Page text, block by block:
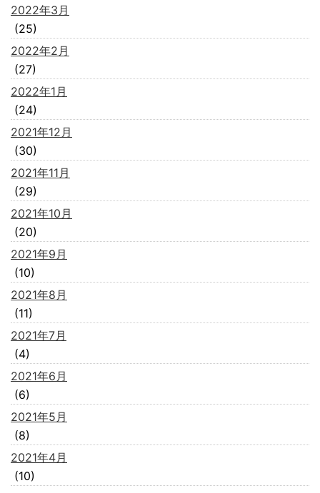
2022年3月
(25)
2022年2月
(27)
2022年1月
(24)
2021年12月
(30)
2021年11月
(29)
2021年10月
(20)
2021年9月
(10)
2021年8月
(11)
2021年7月
(4)
2021年6月
(6)
2021年5月
(8)
2021年4月
(10)